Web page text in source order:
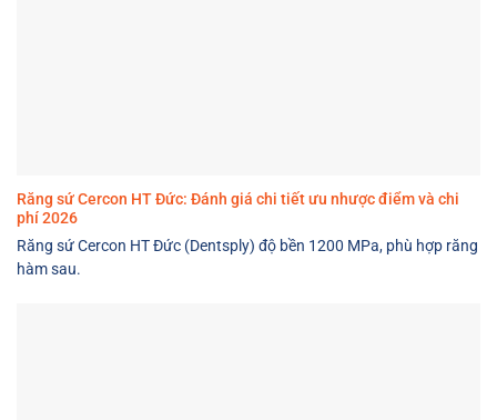
Răng sứ Cercon HT Đức: Đánh giá chi tiết ưu nhược điểm và chi
phí 2026
Răng sứ Cercon HT Đức (Dentsply) độ bền 1200 MPa, phù hợp răng
hàm sau.